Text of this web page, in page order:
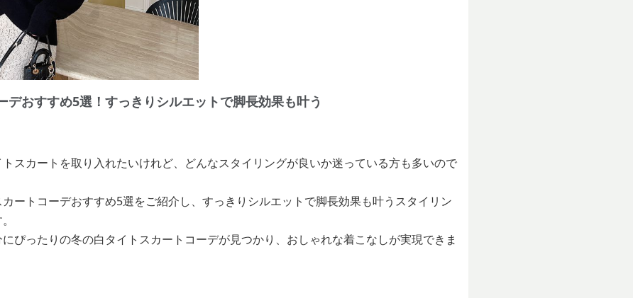
デおすすめ5選！すっきりシルエットで脚長効果も叶う
スカートを取り入れたいけれど、どんなスタイリングが良いか迷っている方も多いので
ートコーデおすすめ5選をご紹介し、すっきりシルエットで脚長効果も叶うスタイリン
ぴったりの冬の白タイトスカートコーデが見つかり、おしゃれな着こなしが実現できま